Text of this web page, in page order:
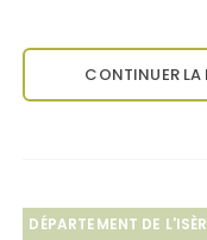
CONTINUER LA
DÉPARTEMENT DE